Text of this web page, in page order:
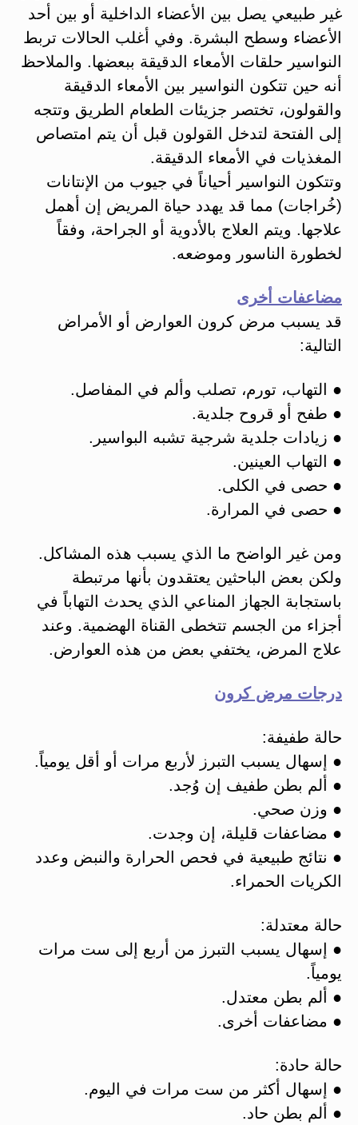
غير طبيعي يصل بين الأعضاء الداخلية أو بين أحد
الأعضاء وسطح البشرة. وفي أغلب الحالات تربط
النواسير حلقات الأمعاء الدقيقة ببعضها. والملاحظ
أنه حين تتكون النواسير بين الأمعاء الدقيقة
والقولون، تختصر جزيئات الطعام الطريق وتتجه
إلى الفتحة لتدخل القولون قبل أن يتم امتصاص
المغذيات في الأمعاء الدقيقة.
وتتكون النواسير أحياناً في جيوب من الإنتانات
(خُراجات) مما قد يهدد حياة المريض إن أهمل
علاجها. ويتم العلاج بالأدوية أو الجراحة، وفقاً
لخطورة الناسور وموضعه.
مضاعفات أخرى
قد يسبب مرض كرون العوارض أو الأمراض
التالية:
● التهاب، تورم، تصلب وألم في المفاصل.
● طفح أو قروح جلدية.
● زيادات جلدية شرجية تشبه البواسير.
● التهاب العينين.
● حصى في الكلى.
● حصى في المرارة.
ومن غير الواضح ما الذي يسبب هذه المشاكل.
ولكن بعض الباحثين يعتقدون بأنها مرتبطة
باستجابة الجهاز المناعي الذي يحدث التهاباً في
أجزاء من الجسم تتخطى القناة الهضمية. وعند
علاج المرض، يختفي بعض من هذه العوارض.
درجات مرض كرون
حالة طفيفة:
● إسهال يسبب التبرز لأربع مرات أو أقل يومياً.
● ألم بطن طفيف إن وُجد.
● وزن صحي.
● مضاعفات قليلة، إن وجدت.
● نتائج طبيعية في فحص الحرارة والنبض وعدد
الكريات الحمراء.
حالة معتدلة:
● إسهال يسبب التبرز من أربع إلى ست مرات
يومياً.
● ألم بطن معتدل.
● مضاعفات أخرى.
حالة حادة:
● إسهال أكثر من ست مرات في اليوم.
● ألم بطن حاد.